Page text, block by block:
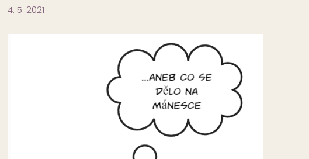
4. 5. 2021